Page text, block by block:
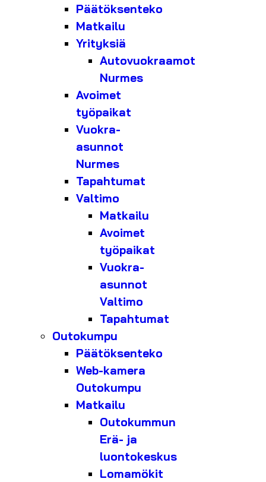
Päätöksenteko
Matkailu
Yrityksiä
Autovuokraamot
Nurmes
Avoimet
työpaikat
Vuokra-
asunnot
Nurmes
Tapahtumat
Valtimo
Matkailu
Avoimet
työpaikat
Vuokra-
asunnot
Valtimo
Tapahtumat
Outokumpu
Päätöksenteko
Web-kamera
Outokumpu
Matkailu
Outokummun
Erä- ja
luontokeskus
Lomamökit